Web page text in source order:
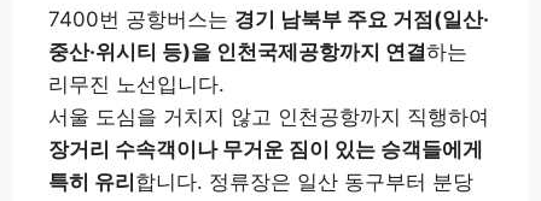
7400번 공항버스는 경기 남북부 주요 거점(일산·
중산·위시티 등)을 인천국제공항까지 연결하는
리무진 노선입니다.
서울 도심을 거치지 않고 인천공항까지 직행하여
장거리 수속객이나 무거운 짐이 있는 승객들에게
특히 유리 합니다. 정류장은 일산 동구부터 분당